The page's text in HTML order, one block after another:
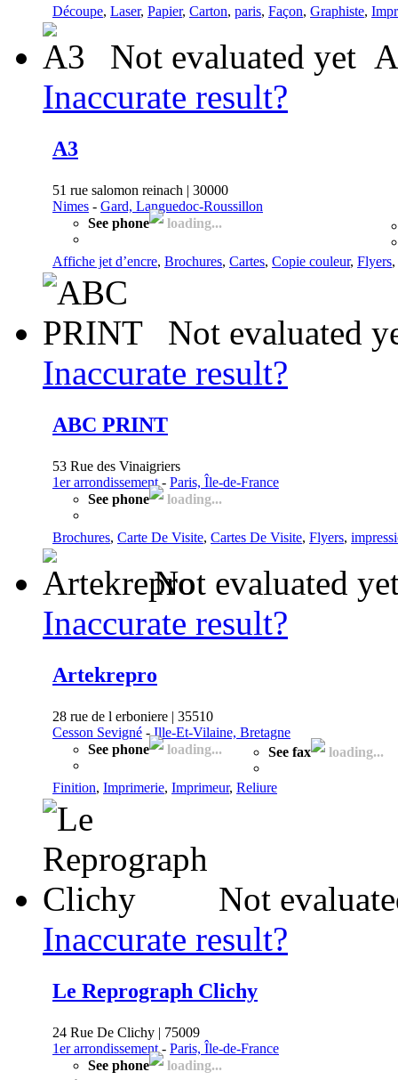
Découpe, Laser, Papier, Carton, paris, Façon, Graphiste,
Not evaluated yet
Inaccurate result?
A3
51 rue salomon reinach | 30000
Nimes - Gard, Languedoc-Roussillon
See phone
loading...
Affiche jet d’encre, Brochures, Cartes, Copie couleur, Flyers,
Not evaluated
Inaccurate result?
ABC PRINT
53 Rue des Vinaigriers
1er arrondissement- Paris, Île-de-France
See phone
loading...
Brochures, Carte De Visite, Cartes De Visite, Flyers,
Not evaluated
Inaccurate result?
Artekrepro
28 rue de l erboniere | 35510
Cesson Sevigné -Ille-Et-Vilaine, Bretagne
See phone
loading... See fax loading...
Finition, Imprimerie, Imprimeur, Reliure
Not
Inaccurate result?
Le Reprograph Clichy
24 Rue De Clichy | 75009
1er arrondissement- Paris, Île-de-France
See phone
loading...